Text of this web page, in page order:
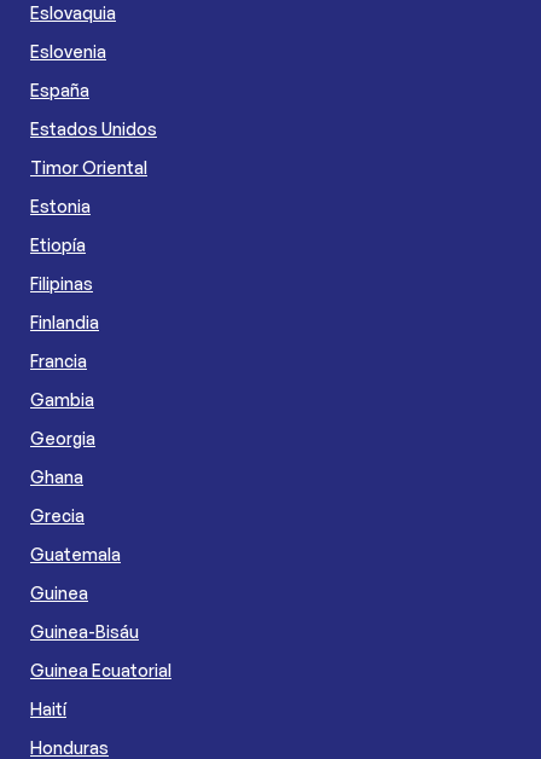
Eslovaquia
Eslovenia
España
Estados Unidos
Timor Oriental
Estonia
Etiopía
Filipinas
Finlandia
Francia
Gambia
Georgia
Ghana
Grecia
Guatemala
Guinea
Guinea-Bisáu
Guinea Ecuatorial
Haití
Honduras